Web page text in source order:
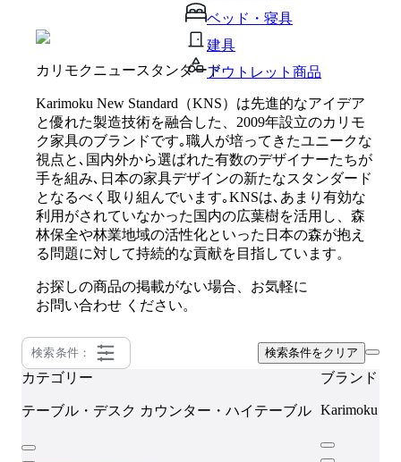
ベッド・寝具
建具
アウトレット商品
カリモクニュースタンダード
Karimoku New Standard（KNS）は先進的なアイデア
と優れた製造技術を融合した、2009年設立のカリモ
ク家具のブランドです｡職人が培ってきたユニークな
視点と､国内外から選ばれた有数のデザイナーたちが
手を組み､日本の家具デザインの新たなスタンダード
となるべく取り組んでいます｡KNSは､あまり有効な
利用がされていなかった国内の広葉樹を活用し、森
林保全や林業地域の活性化といった日本の森が抱え
る問題に対して持続的な貢献を目指しています。
お探しの商品の掲載がない場合、お気軽に
お問い合わせ ください。
検索条件： 検索条件をクリア
カテゴリー
テーブル・デスク カウンター・ハイテーブル
ブランド
Karimoku